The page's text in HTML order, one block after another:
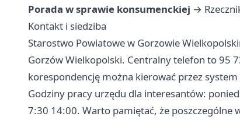
Porada w sprawie konsumenckiej →
Kontakt i siedziba
Starostwo Powiatowe w Gorzowie
Gorzów Wielkopolski. Centralny telefon to 95
korespondencję można kierować przez system
Godziny pracy urzędu dla interesantów:
7:30 14:00. Warto pamiętać, że poszczególne